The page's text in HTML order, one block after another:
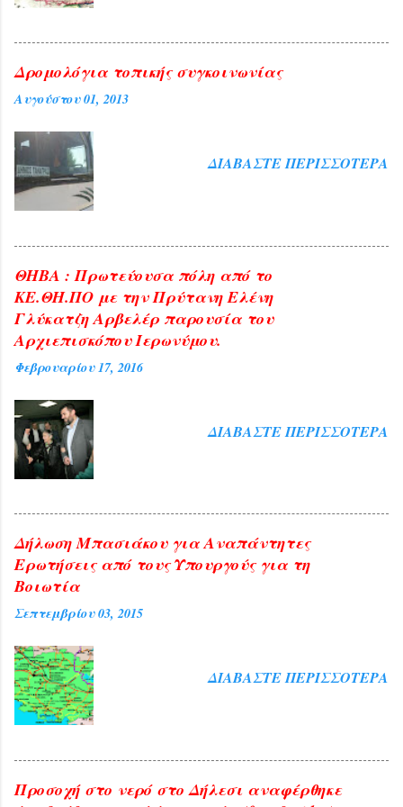
της Κυβέρνησης για την αντιμετώπιση
καίριων ζητημάτων, για τα οποία έφερε
την κύρια ευθύνη. Η έλλειψη
πολιτικής, αλλά και η άρνησή της να
Δρομολόγια τοπικής συγκοινωνίας
Αυγούστου 01, 2013
ΔΙΑΒΆΣΤΕ ΠΕΡΙΣΣΌΤΕΡΑ
ΘΗΒΑ : Πρωτεύουσα πόλη από το
ΚΕ.ΘΗ.ΠΟ με την Πρύτανη Ελένη
Γλύκατζη Αρβελέρ παρουσία του
Αρχιεπισκόπου Ιερωνύμου.
Φεβρουαρίου 17, 2016
ΔΙΑΒΆΣΤΕ ΠΕΡΙΣΣΌΤΕΡΑ
Δήλωση Μπασιάκου για Αναπάντητες
Ερωτήσεις από τους Υπουργούς για τη
Βοιωτία
Σεπτεμβρίου 03, 2015
ΔΙΑΒΆΣΤΕ ΠΕΡΙΣΣΌΤΕΡΑ
Προσοχή στο νερό στο Δήλεσι αναφέρθηκε